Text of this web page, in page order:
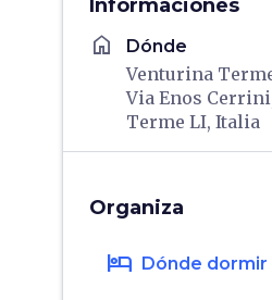
Informaciones
home Dónde
Venturina
Via Enos
Terme LI, Italia
Organiza
hotel Dónde dormir